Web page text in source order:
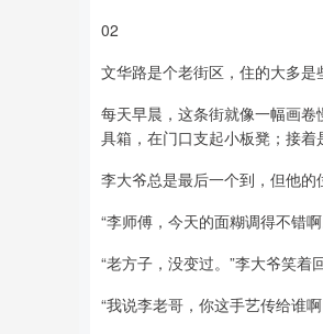
02
文华路是个老街区，住的大多是
每天早晨，这条街就像一幅画
具箱，在门口支起小板凳；接着
李大爷总是最后一个到，但他的
“李师傅，今天的面糊调得不错
“老方子，没变过。”李大爷笑着
“我说李老哥，你这手艺传给谁